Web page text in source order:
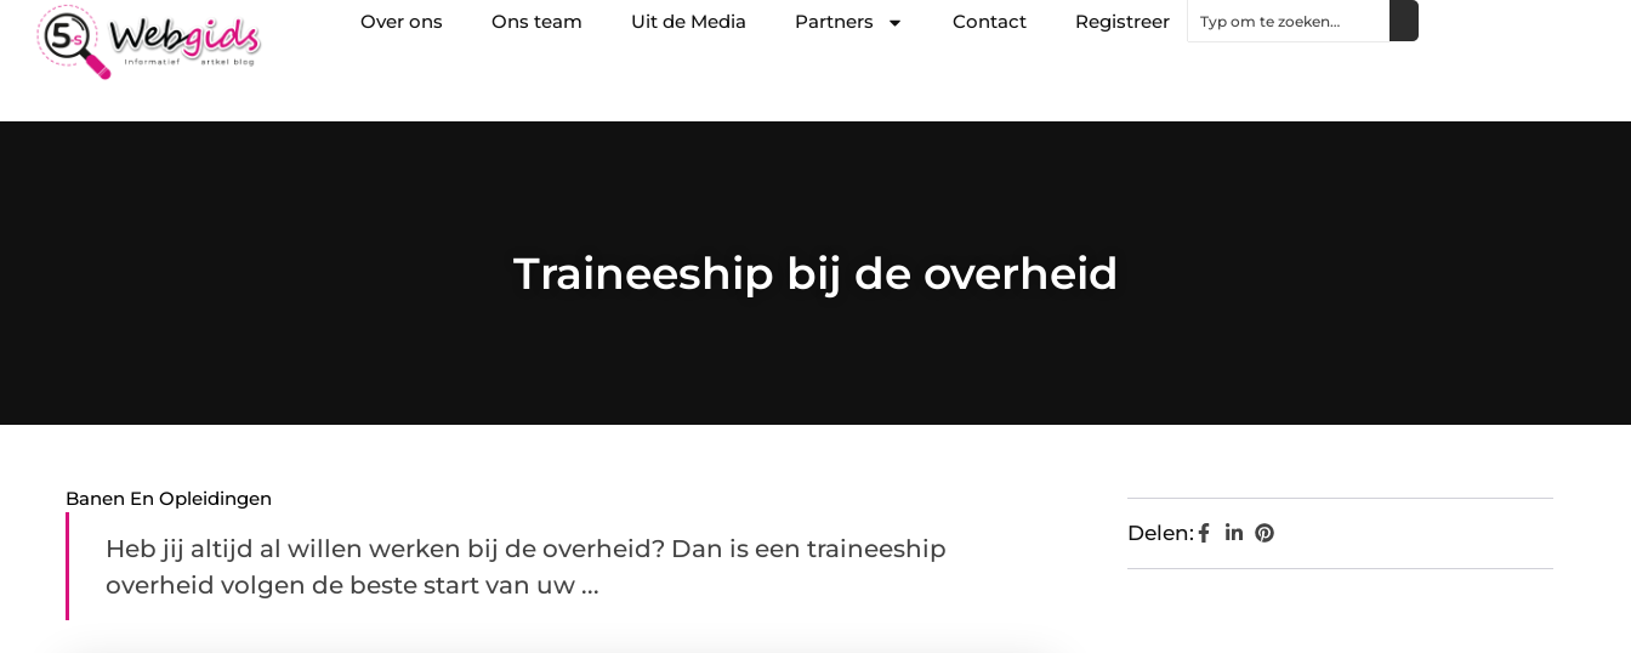
Over ons Ons team Uit de Media Partners Contact Registreer
Traineeship bij de overheid
Banen En Opleidingen
Heb jij altijd al willen werken bij de overheid? Dan is een traineeship
overheid volgen de beste start van uw ...
Delen: